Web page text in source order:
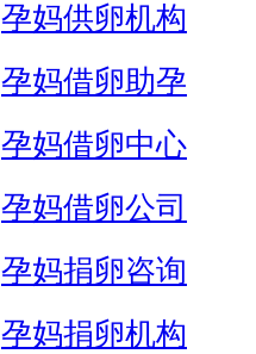
孕妈供卵机构
孕妈借卵助孕
孕妈借卵中心
孕妈借卵公司
孕妈捐卵咨询
孕妈捐卵机构